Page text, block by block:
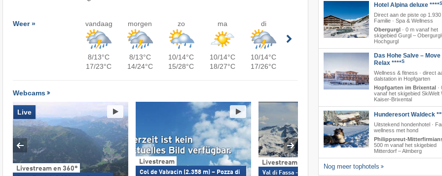
Weer » vandaag
8/13°C
17/23°C
morgen
8/13°C
14/24°C
zo
10/14°C
15/28°C
ma
10/14°C
18/27°C
di
10/14°C
17/26°C
Webcams
Livestream en 360°
Live
Livestream
Col de Valvacin (2.358 m) – Pozza di
Livestream
Val di Fassa - FlyingCam (2.246 m) –
Hotel Alpina deluxe ****S
Direct aan de piste op 1.930
Familie · Spa & Wellness
Obergurgl
· 0 m vanaf het
skigebied Gurgl –
Hochgurgl
Das Hohe Salve – Move
Relax ****S
Wellness & fitness · direct
dalstation in Hopfgarten
Hopfgarten im Brixental ·
vanaf het skigebied SkiWelt
Kaiser-Brixental
Hunderesort Waldeck
Uitstekend hondenhotel ·
wellness met hond
Philippsreut-
500 m vanaf het skigebied
Mitterdorf – Almberg
Nog meer tophotels